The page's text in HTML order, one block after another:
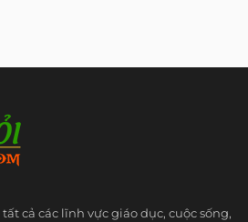
cả các lĩnh vực giáo dục, cuộc sống,